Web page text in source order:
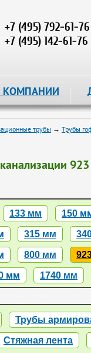
+7 (495) 792-61-76
+7 (495) 142-61-76
КОМПАНИИ
трубы → Трубы
133 мм 150
315 мм
800 мм
мм 1740 мм
Трубы
Стяжная лента